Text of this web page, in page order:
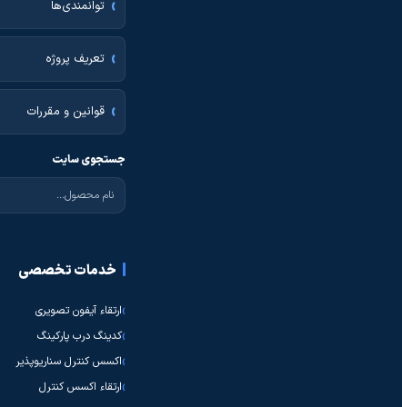
توانمندی‌ها
تعریف پروژه
قوانین و مقررات
جستجوی سایت
خدمات تخصصی
ارتقاء آیفون تصویری
کدینگ درب پارکینگ
اکسس کنترل سناریوپذیر
ارتقاء اکسس کنترل